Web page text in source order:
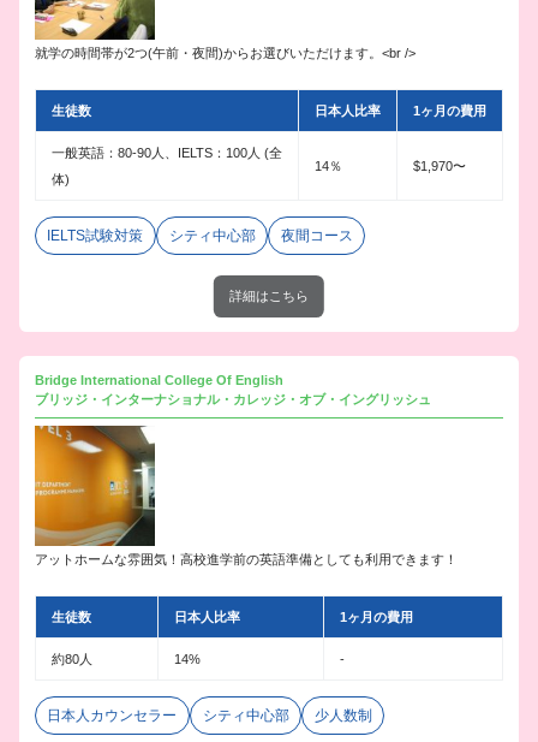
就学の時間帯が2つ(午前・夜間)からお選びいただけます。<br />
生徒数 日本人比率 1ヶ月の費用
一般英語：80-90人、IELTS：100人 (全
体)
14％ $1,970〜
IELTS試験対策 シティ中心部 夜間コース
詳細はこちら
Bridge International College Of English
ブリッジ・インターナショナル・カレッジ・オブ・イングリッシュ
アットホームな雰囲気！高校進学前の英語準備としても利用できます！
生徒数 日本人比率 1ヶ月の費用
約80人 14% -
日本人カウンセラー シティ中心部 少人数制